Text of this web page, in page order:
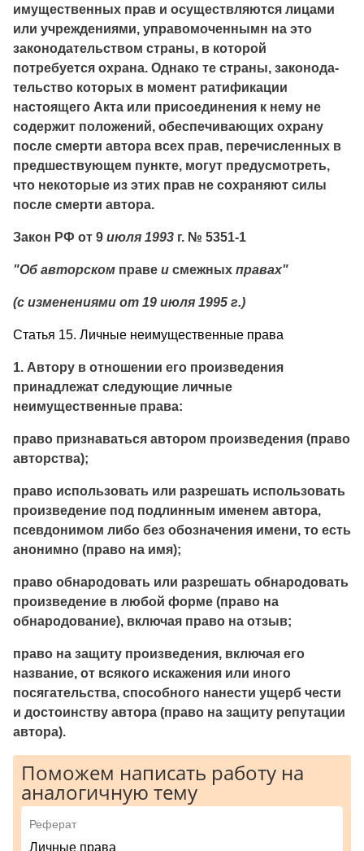
имущественных прав и осуществляются лицами
или учреждениями, управомоченнымн на это
законодательством страны, в которой
потребуется охрана. Однако те страны, законода­
тельство которых в момент ратификации
настоящего Акта или присоединения к нему не
содержит положений, обеспечивающих охрану
после смерти автора всех прав, перечисленных в
предше­ствующем пункте, могут предусмотреть,
что некоторые из этих прав не сохраняют силы
после смерти автора.
Закон РФ от 9 июля 1993 г. № 5351-1
"Об авторском праве и смежных правах"
(с изменениями от 19 июля 1995 г.)
Статья 15. Личные неимущественные права
1. Автору в отношении его произведения
принадлежат сле­дующие личные
неимущественные права:
право признаваться автором произведения (право
авторства);
право использовать или разрешать использовать
произведение под подлинным именем автора,
псевдонимом либо без обозначе­ния имени, то есть
анонимно (право на имя);
право обнародовать или разрешать обнародовать
произведе­ние в любой форме (право на
обнародование), включая право на отзыв;
право на защиту произведения, включая его
название, от вся­кого искажения или иного
посягательства, способного нанести ущерб чести
и достоинству автора (право на защиту репутации
автора).
Поможем написать работу на
аналогичную тему
Реферат
Личные права